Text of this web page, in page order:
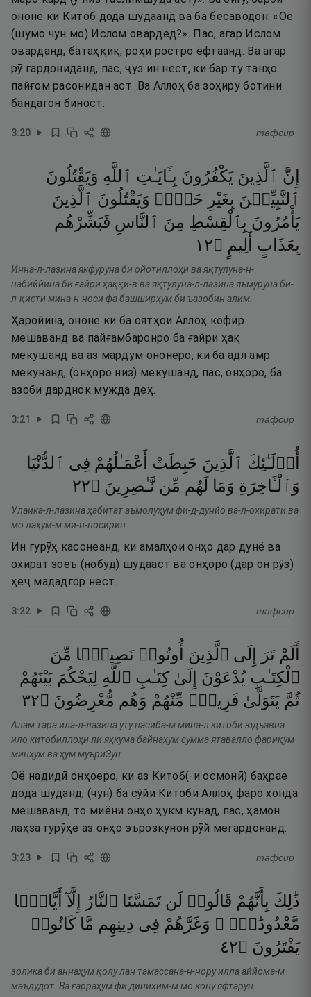
ононе ки Китоб дода шудаанд ва ба бесаводон: «Оё
(шумо чун мо) Ислом овардед?». Пас, агар Ислом
оварданд, батаҳқиқ, роҳи ростро ёфтаанд. Ва агар
рӯ гардониданд, пас, ҷуз ин нест, ки бар ту танҳо
пайғом расонидан аст. Ва Аллоҳ ба зоҳиру ботини
бандагон биност.
3:20 тафсир
إِنَّ ٱلَّذِينَ يَكْفُرُونَ بِـَٔايَـٰتِ ٱللَّهِ وَيَقْتُلُونَ
ٱلنَّبِيِّـۧنَ بِغَيْرِ حَقٍّۢ وَيَقْتُلُونَ ٱلَّذِينَ
يَأْمُرُونَ بِٱلْقِسْطِ مِنَ ٱلنَّاسِ فَبَشِّرْهُم
بِعَذَابٍ
أَلِيمٍ ۝٢١
Инна-л-лазина якфуруна би ойотиллоҳи ва яқтулуна-н-
набиййина би ғайри ҳаққи-в ва яқтулуна-л-лазина яъмуруна би-
л-қисти мина-н-носи фа башширҳум би ъазобин алим.
Ҳаройина, ононе ки ба оятҳои Аллоҳ кофир
мешаванд ва пайғамбаронро ба ғайри ҳақ
мекушанд ва аз мардум ононеро, ки ба адл амр
мекунанд, (онҳоро низ) мекушанд, пас, онҳоро, ба
азоби дарднок мужда деҳ.
3:21 тафсир
أُو۟لَـٰٓئِكَ ٱلَّذِينَ حَبِطَتْ أَعْمَـٰلُهُمْ فِى ٱلدُّنْيَا
وَٱلْـَٔاخِرَةِ وَمَا لَهُم مِّن نَّـٰصِرِينَ ۝٢٢
Улаика-л-лазина ҳабитат аъмолуҳум фи-д-дунйо ва-л-охирати ва
мо лаҳум-м ми-н-носирин.
Ин гурӯҳ касонеанд, ки амалҳои онҳо дар дунё ва
охират зоеъ (нобуд) шудааст ва онҳоро (дар он рӯз)
ҳеҷ мададгор нест.
3:22 тафсир
أَلَمْ تَرَ إِلَى ٱلَّذِينَ أُوتُوا۟ نَصِيبًۭا مِّنَ
ٱلْكِتَـٰبِ يُدْعَوْنَ إِلَىٰ كِتَـٰبِ ٱللَّهِ لِيَحْكُمَ بَيْنَهُمْ
ثُمَّ يَتَوَلَّىٰ فَرِيقٌۭ مِّنْهُمْ وَهُم مُّعْرِضُونَ ۝٢٣
Алам тара ила-л-лазина уту насиба-м мина-л китоби юдъавна
ило китобиллоҳи ли яҳкума байнаҳум сумма ятавалло фариқум
минҳум ва ҳум муъриЗун.
Оё надидӣ онҳоеро, ки аз Китоб(-и осмонӣ) баҳрае
дода шуданд, (чун) ба сӯйи Китоби Аллоҳ фаро хонда
мешаванд, то миёни онҳо ҳукм кунад, пас, ҳамон
лаҳза гурӯҳе аз онҳо эърозкунон рӯй мегардонанд.
3:23 тафсир
ذَٰلِكَ بِأَنَّهُمْ قَالُوا۟ لَن تَمَسَّنَا ٱلنَّارُ إِلَّآ أَيَّامًۭا
مَّعْدُودَٰتٍۢ ۖ وَغَرَّهُمْ فِى دِينِهِم مَّا كَانُوا۟
يَفْتَرُونَ ۝٢٤
золика би аннаҳум қолу лан тамассана-н-нору илла аййома-м
маъдудот. Ва ғарраҳум фи диниҳим-м мо кону яфтарун.